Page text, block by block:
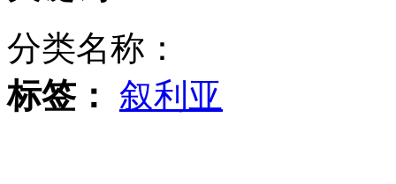
北京广渠门持刀行凶嫌疑人身份查明
无锡制售假羊肉案嫌犯：用人格担保不是老鼠肉
分类名称：
标签： 叙利亚